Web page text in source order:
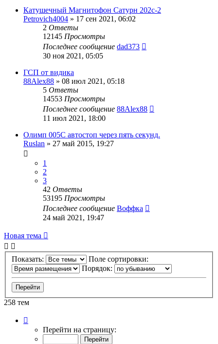
Катушечный Магнитофон Сатурн 202с-2
Petrovich4004 » 17 сен 2021, 06:02
2 Ответы
12145 Просмотры
Последнее сообщение dad373
30 ноя 2021, 05:05
ГСП от видика
88Alex88 » 08 июл 2021, 05:18
5 Ответы
14553 Просмотры
Последнее сообщение 88Alex88
11 июл 2021, 18:00
Олимп 005C автостоп через пять секунд.
Ruslan » 27 май 2015, 19:27
1
2
3
42 Ответы
53195 Просмотры
Последнее сообщение Воффка
24 май 2021, 19:47
Новая тема
Показать:
Поле сортировки:
Порядок:
258 тем
Перейти на страницу: